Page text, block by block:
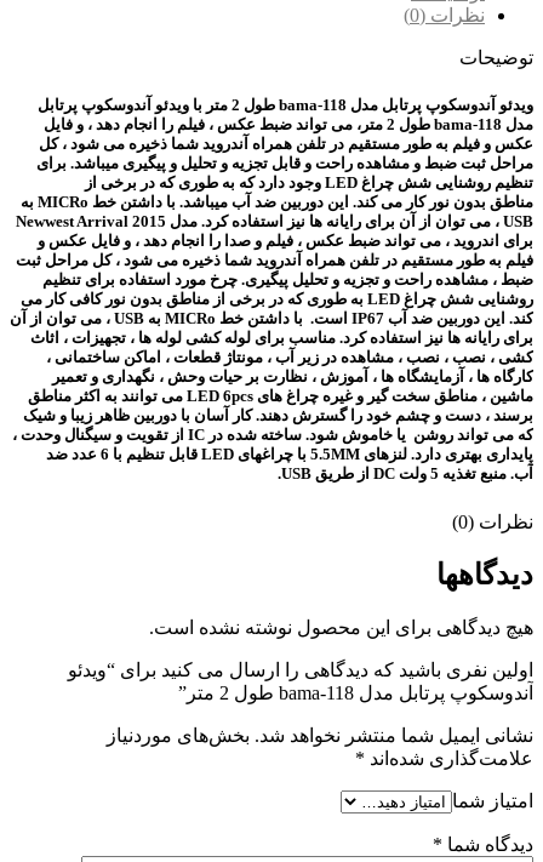
نظرات (0)
توضیحات
ویدئو آندوسکوپ پرتابل مدل bama-118 طول 2 متر با ویدئو آندوسکوپ پرتابل
مدل bama-118 طول 2 متر، می تواند ضبط عکس ، فیلم را انجام دهد ، و فایل
عکس و فیلم به طور مستقیم در تلفن همراه آندروید شما ذخیره می شود ، کل
مراحل ثبت ضبط و مشاهده راحت و قابل تجزیه و تحلیل و پیگیری میباشد. برای
تنظیم روشنایی شش چراغ LED وجود دارد که به طوری که در برخی از
مناطق بدون نور کار می کند. این دوربین ضد آب میباشد. با داشتن خط MICRo به
USB ، می توان از آن برای رایانه ها نیز استفاده کرد.
مدل Newwest Arrival 2015
برای اندروید ، می تواند ضبط عکس ، فیلم و صدا را
انجام دهد ، و فایل عکس و
فیلم به طور مستقیم در تلفن همراه آندروید شما ذخیره می شود ، کل مراحل ثبت
ضبط ، مشاهده راحت و تجزیه و تحلیل پیگیری. چرخ مورد استفاده برای تنظیم
روشنایی شش چراغ LED به طوری که در
برخی از مناطق بدون نور کافی کار می
کند. این دوربین ضد آب IP67 است.
با داشتن خط MICRo به USB ، می توان از آن
برای رایانه ها نیز استفاده کرد. مناسب برای لوله کشی لوله ها ، تجهیزات ، اثاث
کشی ، نصب ، نصب ، مشاهده در زیر آب ، مونتاژ قطعات ، اماکن ساختمانی ،
کارگاه ها ، آزمایشگاه ها ، آموزش ، نظارت بر حیات وحش ، نگهداری و تعمیر
ماشین ، مناطق سخت گیر
و غیره چراغ های LED 6pcs می توانند به اکثر مناطق
برسند ، دست و چشم خود را گسترش دهند. کار آسان با دوربین ظاهر زیبا و شیک
که می تواند روشن
یا خاموش شود. ساخته شده در IC از تقویت و سیگنال وحدت ،
پایداری بهتری دارد.
لنزهای 5.5MM با چراغهای LED قابل تنظیم با 6 عدد ضد
آب. منبع تغذیه 5 ولت DC از طریق USB.
نظرات (0)
دیدگاهها
هیچ دیدگاهی برای این محصول نوشته نشده است.
اولین نفری باشید که دیدگاهی را ارسال می کنید برای “ویدئو
آندوسکوپ پرتابل مدل bama-118 طول 2 متر”
نشانی ایمیل شما منتشر نخواهد شد. بخش‌های موردنیاز
علامت‌گذاری شده‌اند *
امتیاز شما
دیدگاه شما *